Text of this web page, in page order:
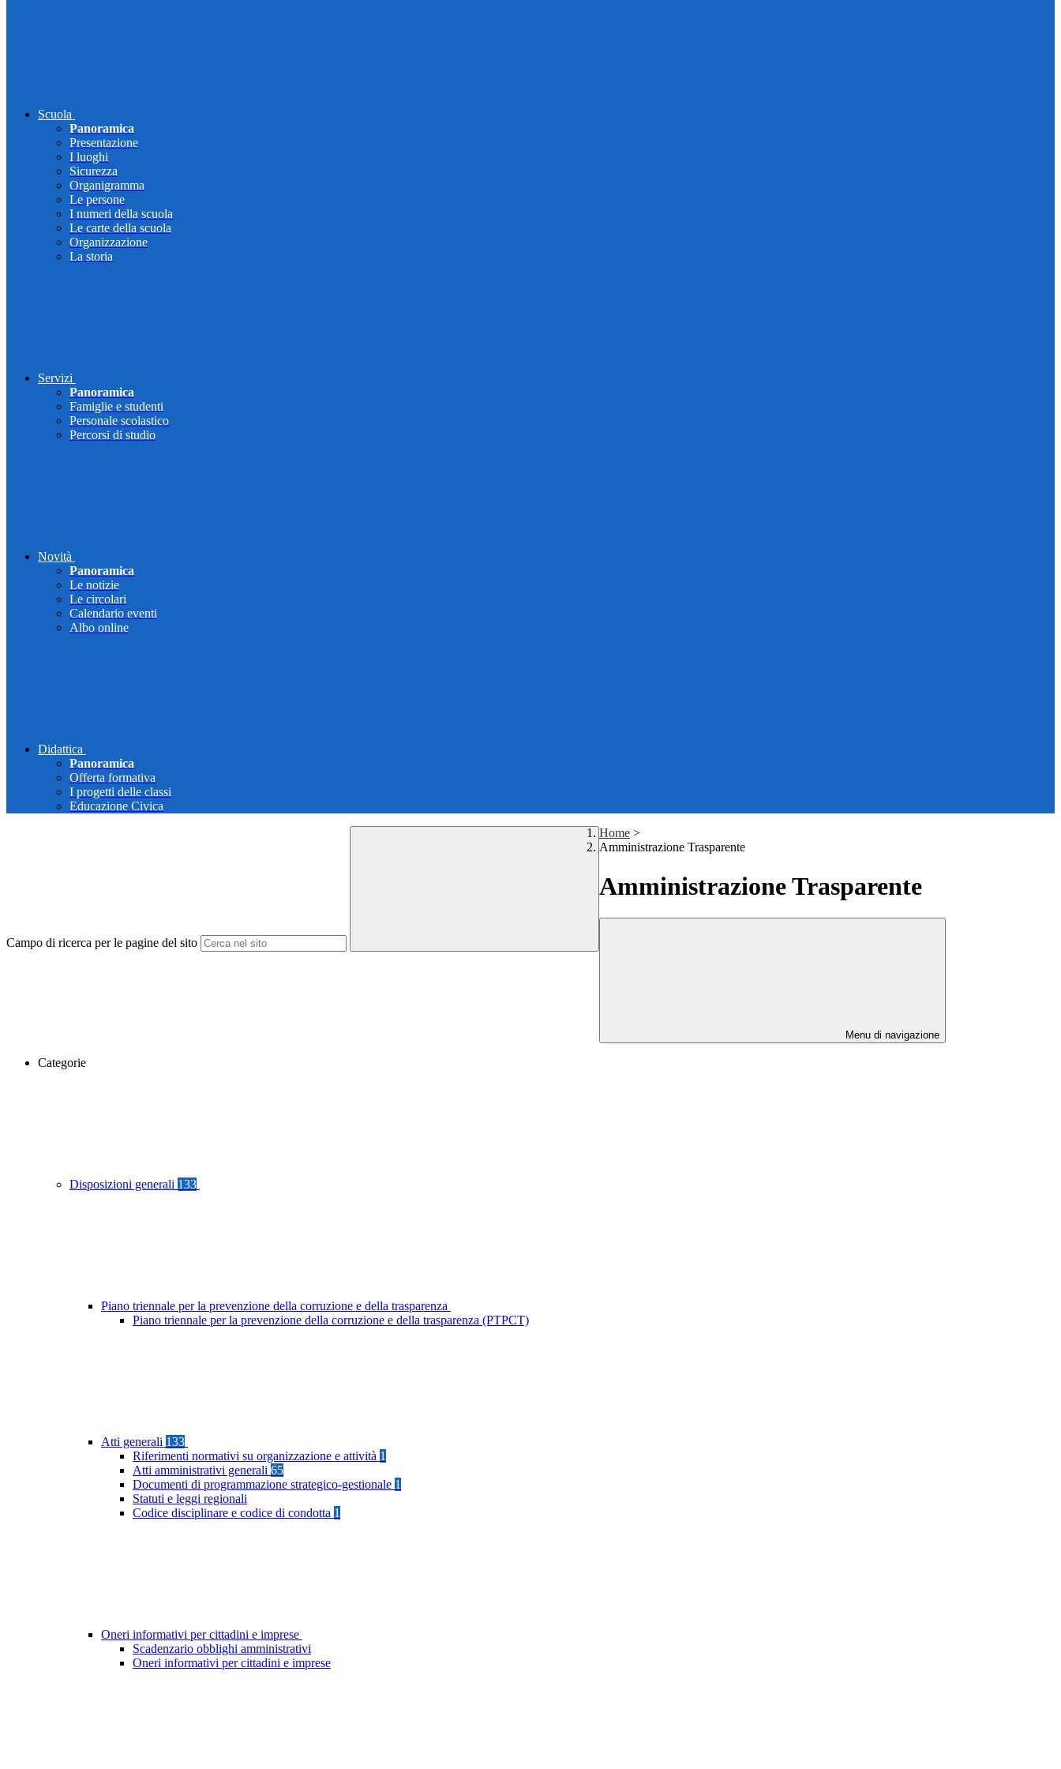
Scuola
Panoramica
Presentazione
I luoghi
Sicurezza
Organigramma
Le persone
I numeri della scuola
Le carte della scuola
Organizzazione
La storia
Servizi
Panoramica
Famiglie e studenti
Personale scolastico
Percorsi di studio
Novità
Panoramica
Le notizie
Le circolari
Calendario eventi
Albo online
Didattica
Panoramica
Offerta formativa
I progetti delle classi
Educazione Civica
Campo di ricerca per le pagine del sito
Home >
Amministrazione Trasparente
Amministrazione Trasparente
Menu di navigazione
Categorie
Disposizioni generali 133
Piano triennale per la prevenzione della corruzione e della trasparenza
Piano triennale per la prevenzione della corruzione e della trasparenza (PTPCT)
Atti generali 133
Riferimenti normativi su organizzazione e attività 1
Atti amministrativi generali 65
Documenti di programmazione strategico-gestionale 1
Statuti e leggi regionali
Codice disciplinare e codice di condotta 1
Oneri informativi per cittadini e imprese
Scadenzario obblighi amministrativi
Oneri informativi per cittadini e imprese